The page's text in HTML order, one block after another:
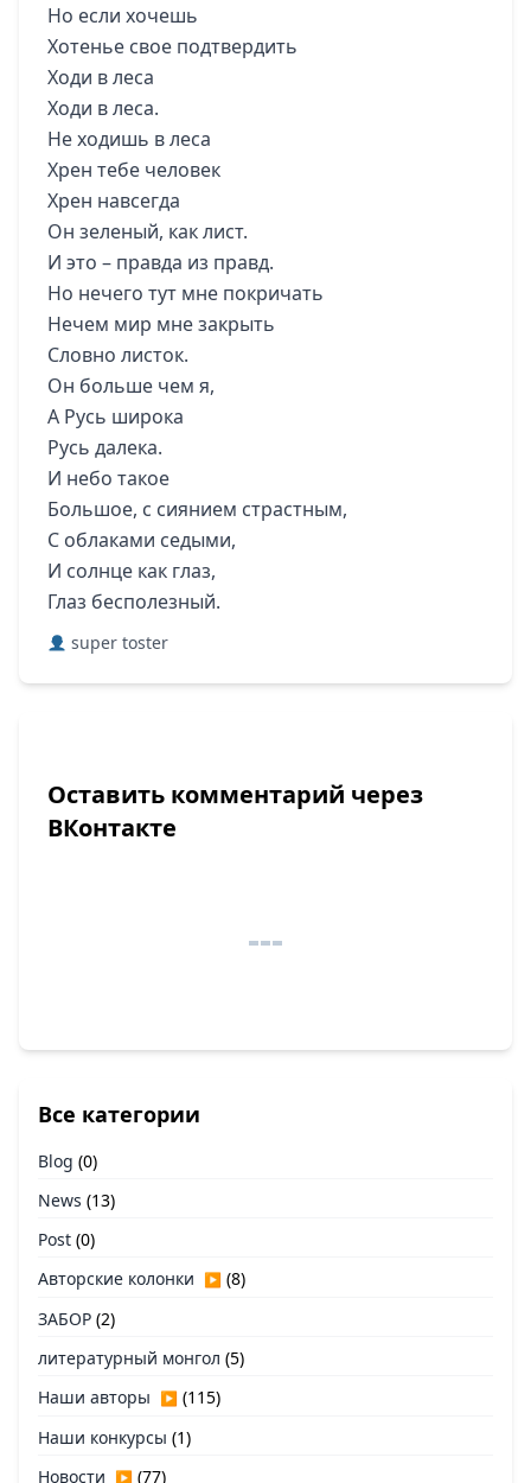
Но если хочешь
Хотенье свое подтвердить
Ходи в леса
Ходи в леса.
Не ходишь в леса
Хрен тебе человек
Хрен навсегда
Он зеленый, как лист.
И это – правда из правд.
Но нечего тут мне покричать
Нечем мир мне закрыть
Словно листок.
Он больше чем я,
А Русь широка
Русь далека.
И небо такое
Большое, с сиянием страстным,
С облаками седыми,
И солнце как глаз,
Глаз бесполезный.
super toster
Оставить комментарий через
ВКонтакте
Все категории
Blog (0)
News (13)
Post (0)
Авторские колонки ▶ (8)
ЗАБОР (2)
литературный монгол (5)
Наши авторы ▶ (115)
Наши конкурсы (1)
Новости ▶ (77)